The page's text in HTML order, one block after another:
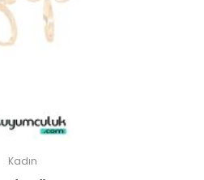
Kadın